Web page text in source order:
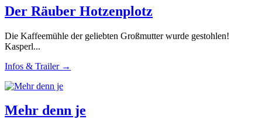
Der Räuber Hotzenplotz
Die Kaffeemühle der geliebten Großmutter wurde gestohlen!
Kasperl...
Infos & Trailer →
Mehr denn je